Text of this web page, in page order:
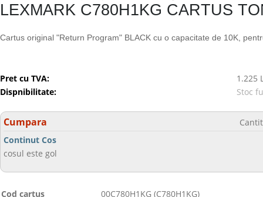
LEXMARK C780H1KG CARTUS
Cartus original "Return Program" BLACK cu o capacitate de 10K,
Pret cu TVA:
1.225
Dispnibilitate:
Stoc
Cumpara
Continut Cos
cosul este gol
Cod cartus
00C780H1KG (C780H1KG)